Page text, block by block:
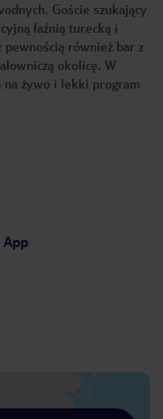
Goście szukający
łaźnią turecką i
również bar z
okolicę. W
żywo i lekki program